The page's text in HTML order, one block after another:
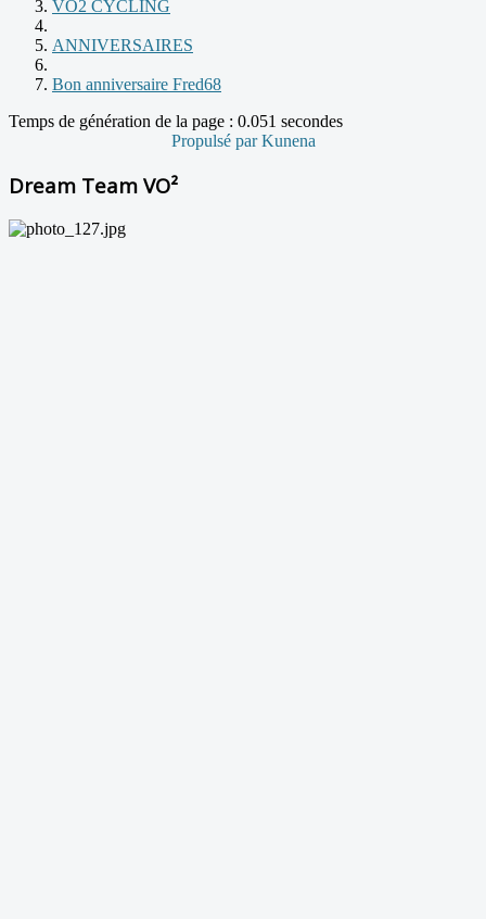
VO2 CYCLING
ANNIVERSAIRES
Bon anniversaire Fred68
Temps de génération de la page : 0.051 secondes
Propulsé parKunena
Dream Team VO²